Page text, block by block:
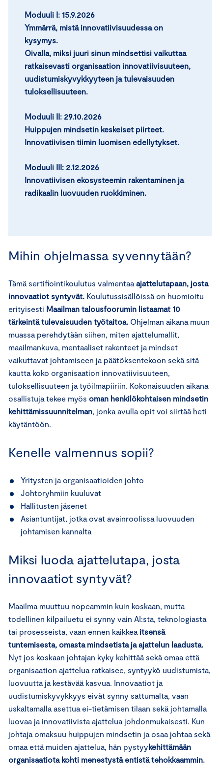
Moduuli I: 15.9.2026
Ymmärrä, mistä innovatiivisuudessa on
kysymys.
Oivalla, miksi juuri sinun mindsettisi vaikuttaa
ratkaisevasti organisaation innovatiivisuuteen,
uudistumiskyvykkyyteen ja tulevaisuuden
tuloksellisuuteen.
Moduuli II: 29.10.2026
Huippujen mindsetin keskeiset piirteet.
Innovatiivisen tiimin luomisen edellytykset.
Moduuli III: 2.12.2026
Innovatiivisen ekosysteemin rakentaminen ja
radikaalin luovuuden ruokkiminen.
Mihin ohjelmassa syvennytään?
Tämä sertifiointikoulutus valmentaa ajattelutapaan, josta
innovaatiot syntyvät. Koulutussisällöissä on huomioitu
erityisesti Maailman talousfoorumin listaamat 10
tärkeintä tulevaisuuden työtaitoa. Ohjelman aikana muun
muassa perehdytään siihen, miten ajattelumallit,
maailmankuva, mentaaliset rakenteet ja mindset
vaikuttavat johtamiseen ja päätöksentekoon sekä sitä
kautta koko organisaation innovatiivisuuteen,
tuloksellisuuteen ja työilmapiiriin. Kokonaisuuden aikana
osallistuja tekee myös oman henkilökohtaisen mindsetin
kehittämissuunnitelman, jonka avulla opit voi siirtää heti
käytäntöön.
Kenelle valmennus sopii?
Yritysten ja organisaatioiden johto
Johtoryhmiin kuuluvat
Hallitusten jäsenet
Asiantuntijat, jotka ovat avainroolissa luovuuden
johtamisen kannalta
Miksi luoda ajattelutapa, josta
innovaatiot syntyvät?
Maailma muuttuu nopeammin kuin koskaan, mutta
todellinen kilpailuetu ei synny vain AI:sta, teknologiasta
tai prosesseista, vaan ennen kaikkea itsensä
tuntemisesta, omasta mindsetista ja ajattelun laadusta.
Nyt jos koskaan johtajan kyky kehittää sekä omaa että
organisaation ajattelua ratkaisee, syntyykö uudistumista,
luovuutta ja kestävää kasvua. Innovaatiot ja
uudistumiskyvykkyys eivät synny sattumalta, vaan
uskaltamalla asettua ei-tietämisen tilaan sekä johtamalla
luovaa ja innovatiivista ajattelua johdonmukaisesti. Kun
johtaja omaksuu huippujen mindsetin ja osaa johtaa sekä
omaa että muiden ajattelua, hän pystyykehittämään
organisaatiota kohti menestystä entistä tehokkaammin.